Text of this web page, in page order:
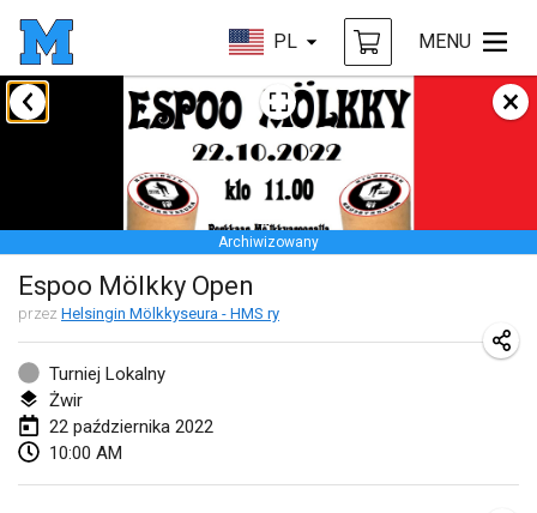
PL MENU
Archiwizowany
Espoo Mölkky Open
przez Helsingin Mölkkyseura - HMS ry
Turniej Lokalny
Żwir
22 października 2022
10:00 AM
styczeń 2022
Tournoi Mixte ASPTTOM
22 sty 2022|Francja
KKS Halli Duppeli
22 sty 2022|Finlandia
Mölkky Tournament - Doubles
22 sty 2022|
Suomelan Mölkky-open
22 sty 2022